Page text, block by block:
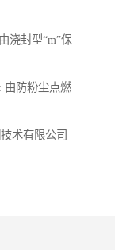
浇封型“m”保
由防粉尘点燃
术有限公司